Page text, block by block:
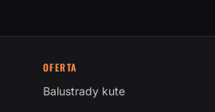
OFERTA
Balustrady kute